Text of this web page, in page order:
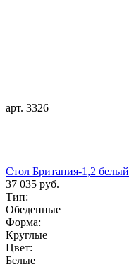
арт. 3326
Стол Британия-1,2 белый
37 035 руб.
Тип:
Обеденные
Форма:
Круглые
Цвет:
Белые